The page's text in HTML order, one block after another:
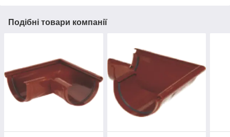
Подібні товари компанії